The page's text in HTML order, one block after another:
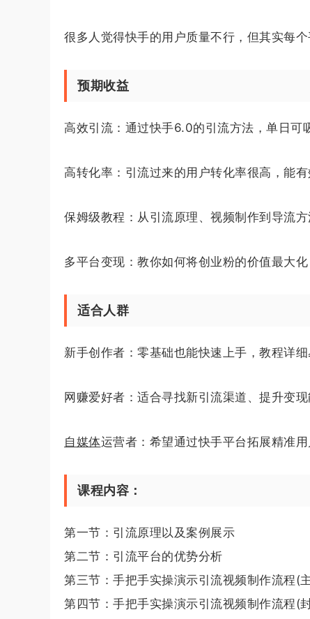
很多人觉得快手的用户质量不行，但其实每
预期收益
高效引流：通过快手6.0的引流方法，单日可
高转化率：引流过来的用户转化率很高，能有
保姆级教程：从引流原理、视频制作到导流方
多平台变现：教你如何将创业粉的价值最大化
适合人群
新手创作者：零基础也能快速上手，教程详细
网赚爱好者：适合寻找新引流渠道、提升变现
自媒体运营者：希望通过快手平台拓展精准用
课程内容：
第一节：引流原理以及案例展示
第二节：引流平台的优势分析
第三节：手把手实操演示引流视频制作流程(
第四节：手把手实操演示引流视频制作流程(